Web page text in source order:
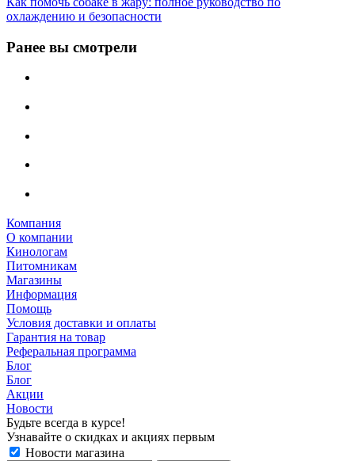
охлаждению и безопасности
Ранее вы смотрели
Компания
О компании
Кинологам
Питомникам
Магазины
Информация
Помощь
Условия доставки и оплаты
Гарантия на товар
Реферальная программа
Блог
Блог
Акции
Новости
Будьте всегда в курсе!
Узнавайте о скидках и акциях первым
Новости магазина